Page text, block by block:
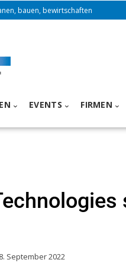
bauen, bewirtschaften
EVENTS FIRMEN
September 2022